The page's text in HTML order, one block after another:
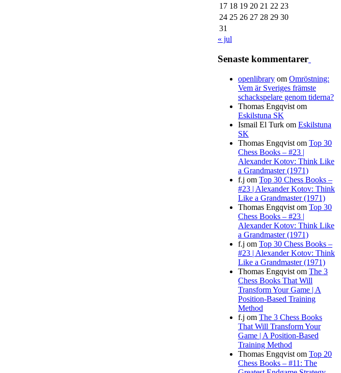
17 18 19 20 21 22 23
24 25 26 27 28 29 30
31
« jul
Senaste kommentarer
openlibrary om Omröstning:
Vem är Sveriges främste
schackspelare genom tiderna?
Thomas Engqvist om
Eskilstuna SK
Ismail El Turk om Eskilstuna
SK
Thomas Engqvist om Top 30
Chess Books – #23 |
Alexander Kotov: Think Like
a Grandmaster (1971)
f.j om Top 30 Chess Books –
#23 | Alexander Kotov: Think
Like a Grandmaster (1971)
Thomas Engqvist om Top 30
Chess Books – #23 |
Alexander Kotov: Think Like
a Grandmaster (1971)
f.j om Top 30 Chess Books –
#23 | Alexander Kotov: Think
Like a Grandmaster (1971)
Thomas Engqvist om The 3
Chess Books That Will
Transform Your Game | A
Position-Based Training
Method
f.j om The 3 Chess Books
That Will Transform Your
Game | A Position-Based
Training Method
Thomas Engqvist om Top 20
Chess Books – #11: The